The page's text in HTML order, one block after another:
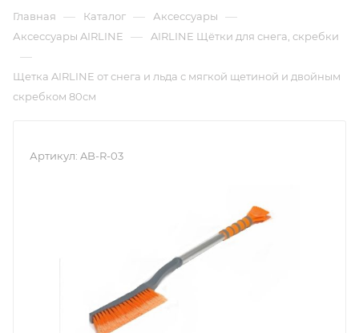
Главная — Каталог — Аксессуары —
Аксессуары AIRLINE — AIRLINE Щётки для снега, скребки
—
Щетка AIRLINE от снега и льда с мягкой щетиной и двойным
скребком 80см
Артикул: AB-R-03